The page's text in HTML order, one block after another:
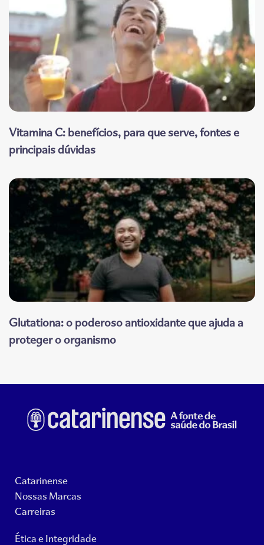
Vitamina C: benefícios, para que serve, fontes e
principais dúvidas
Glutationa: o poderoso antioxidante que ajuda a
proteger o organismo
Catarinense
Nossas Marcas
Carreiras
Ética e Integridade